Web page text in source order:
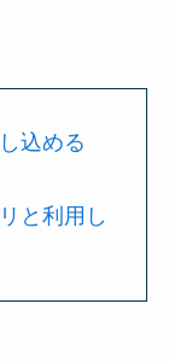
込める
と利用し